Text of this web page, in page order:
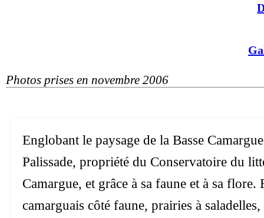
Photos prises en novembre 2006
Englobant le paysage de la Basse
Palissade, propriété du Conservatoire du
Camargue, et grâce à sa faune et à sa
camarguais côté faune, prairies à